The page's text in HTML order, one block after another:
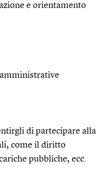
e orientamento
di partecipare alla
come il diritto
pubbliche, ecc.